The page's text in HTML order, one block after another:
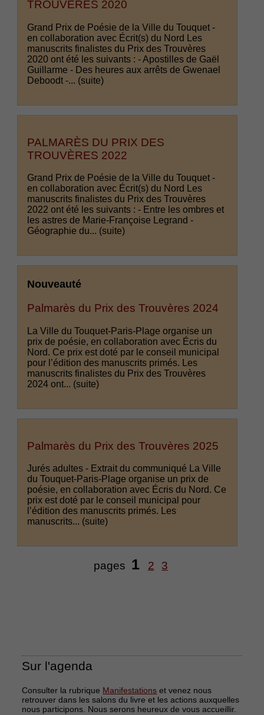
TROUVÈRES 2020
Grand Prix de Poésie de la Ville du Touquet -
en collaboration avec Écrit(s) du Nord Les
manuscrits finalistes du Prix des Trouvères
2020 ont été les suivants : - Apostilles de Gaël
Guillarme - Des heures aux arrêts de Gwenael
Deboodt -... (suite)
PALMARÈS DU PRIX DES
TROUVÈRES 2022
Grand Prix de Poésie de la Ville du Touquet -
en collaboration avec Écrit(s) du Nord Les
manuscrits finalistes du Prix des Trouvères
2022 ont été les suivants : - Entre les ombres et
les astres de Marie-Françoise Legrand -
Géographie du... (suite)
Nouveauté
Palmarès du Prix des Trouvères 2024
La Ville du Touquet-Paris-Plage organise un
prix de poésie, en collaboration avec Écris du
Nord. Ce prix est doté par le conseil municipal
pour l’édition des manuscrits primés. Les
manuscrits finalistes du Prix des Trouvères
2024 ont... (suite)
Palmarès du Prix des Trouvères 2025
Jurés adultes - Extrait du communiqué La Ville
du Touquet-Paris-Plage organise un prix de
poésie, en collaboration avec Écris du Nord. Ce
prix est doté par le conseil municipal pour
l’édition des manuscrits primés. Les
manuscrits... (suite)
pages 1 2 3
Sur l'agenda
Consulter la rubrique Manifestations et venez nous
retrouver dans les salons du livre et les actions auxquelles
nous participons. Nous serons heureux de vous accueillir.